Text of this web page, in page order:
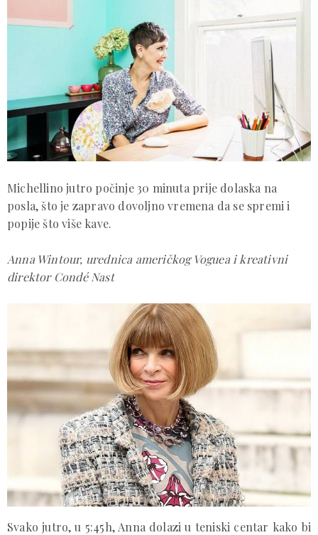
Michellino jutro počinje 30 minuta prije dolaska na
posla, što je zapravo dovoljno vremena da se spremi i
popije što više kave.
Anna Wintour, urednica američkog Voguea i kreativni
direktor Condé Nast
Svako jutro, u 5:45h, Anna dolazi u teniski centar kako bi